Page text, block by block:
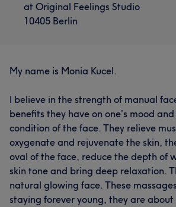
at Original Feelings Studio
10405 Berlin
My name is Monia Kucel.
I believe in the strength of manual
benefits they have on one’s mood
condition of the face. They relieve
oxygenate and rejuvenate the skin,
oval of the face, reduce the depth of
skin tone and bring deep relaxation.
natural glowing face. These
staying forever young, they are